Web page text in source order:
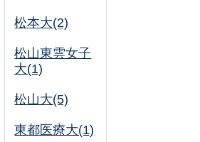
松本大(2)
松山東雲女子
大(1)
松山大(5)
東都医療大(1)